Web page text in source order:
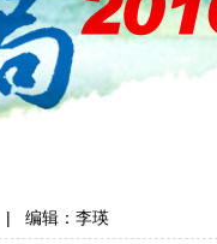
| 编辑：李瑛